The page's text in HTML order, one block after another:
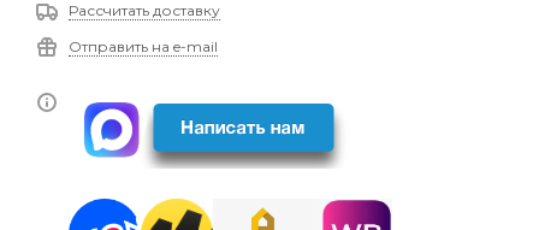
Рассчитать доставку
Отправить на e-mail